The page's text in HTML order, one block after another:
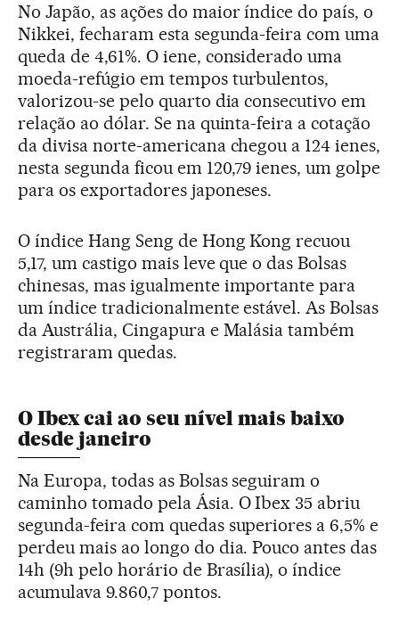
No Japão, as ações do maior índice do país, o
Nikkei, fecharam esta segunda-feira com uma
queda de 4,61%. O iene, considerado uma
moeda-refúgio em tempos turbulentos,
valorizou-se pelo quarto dia consecutivo em
relação ao dólar. Se na quinta-feira a cotação
da divisa norte-americana chegou a 124 ienes,
nesta segunda ficou em 120,79 ienes, um golpe
para os exportadores japoneses.
O índice Hang Seng de Hong Kong recuou
5,17, um castigo mais leve que o das Bolsas
chinesas, mas igualmente importante para
um índice tradicionalmente estável. As Bolsas
da Austrália, Cingapura e Malásia também
registraram quedas.
O Ibex cai ao seu nível mais baixo
desde janeiro
Na Europa, todas as Bolsas seguiram o
caminho tomado pela Ásia. O Ibex 35 abriu
segunda-feira com quedas superiores a 6,5% e
perdeu mais ao longo do dia. Pouco antes das
14h (9h pelo horário de Brasília), o índice
acumulava 9.860,7 pontos.